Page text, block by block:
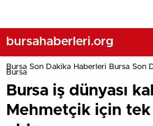
bursahaberleri.org
Bursa Son Dakika Haberleri Bursa Son
Bursa
Bursa iş dünyası
Mehmetçik için